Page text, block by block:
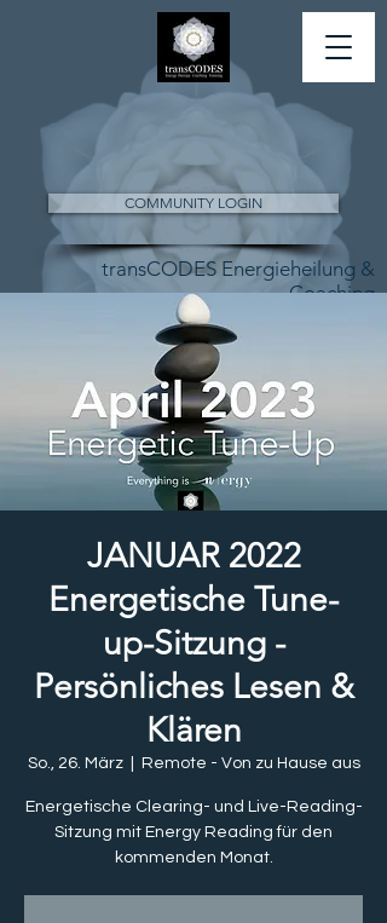
COMMUNITY LOGIN
transCODES Energieheilung &
Coaching
JANUAR 2022
Energetische Tune-
up-Sitzung -
Persönliches Lesen &
Klären
So., 26. März
  |
Remote - Von zu Hause aus
Energetische Clearing- und Live-Reading-
Sitzung mit Energy Reading für den
kommenden Monat.